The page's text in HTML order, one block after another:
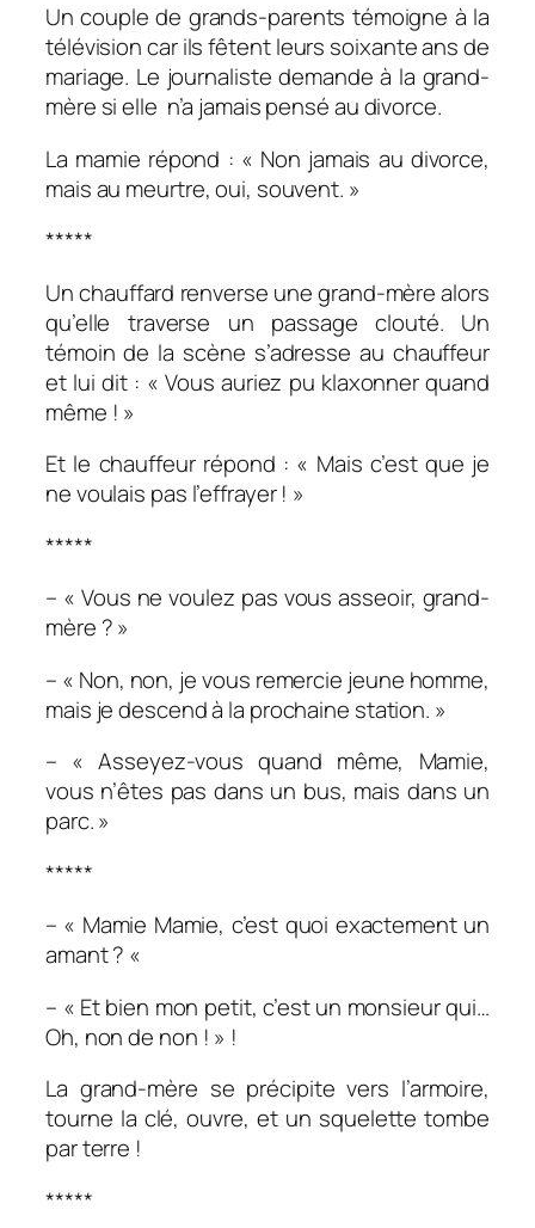
Un couple de grands-parents témoigne à la
télévision car ils fêtent leurs soixante ans de
mariage. Le journaliste demande à la grand-
mère si elle n’a jamais pensé au divorce.
La mamie répond : « Non jamais au divorce,
mais au meurtre, oui, souvent. »
*****
Un chauffard renverse une grand-mère alors
qu’elle traverse un passage clouté. Un
témoin de la scène s’adresse au chauffeur
et lui dit : « Vous auriez pu klaxonner quand
même ! »
Et le chauffeur répond : « Mais c’est que je
ne voulais pas l’effrayer ! »
*****
– « Vous ne voulez pas vous asseoir, grand-
mère ? »
– « Non, non, je vous remercie jeune homme,
mais je descend à la prochaine station. »
– « Asseyez-vous quand même, Mamie,
vous n’êtes pas dans un bus, mais dans un
parc. »
*****
– « Mamie Mamie, c’est quoi exactement un
amant ? «
– « Et bien mon petit, c’est un monsieur qui…
Oh, non de non ! » !
La grand-mère se précipite vers l’armoire,
tourne la clé, ouvre, et un squelette tombe
par terre !
*****